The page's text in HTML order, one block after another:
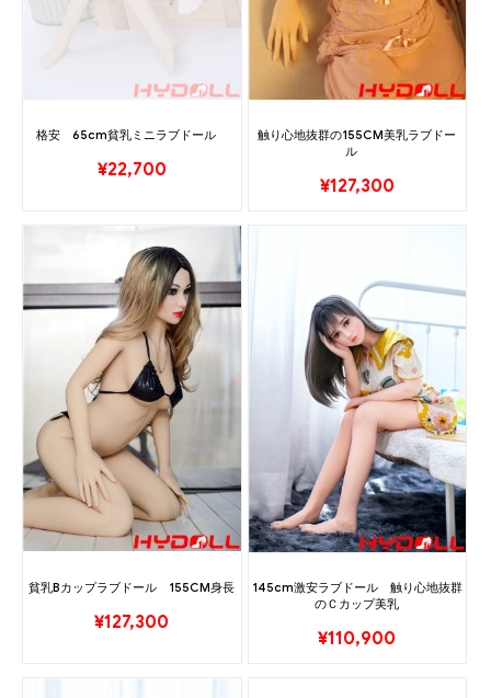
格安 65cm貧乳ミニラブドール
¥22,700
触り心地抜群の155CM美乳ラブドー
ル
¥127,300
貧乳Bカップラブドール 155CM身長
¥127,300
145cm激安ラブドール 触り心地抜群
のＣカップ美乳
¥110,900